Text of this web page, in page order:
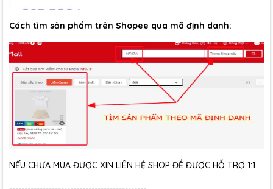
Cách tìm sản phẩm trên Shopee qua mã định danh:
NẾU CHƯA MUA ĐƯỢC XIN LIÊN HỆ SHOP ĐỂ ĐƯỢC HỖ TRỢ 1:1